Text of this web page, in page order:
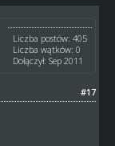
Liczba postów: 405
Liczba wątków: 0
Dołączył: Sep 2011
#17